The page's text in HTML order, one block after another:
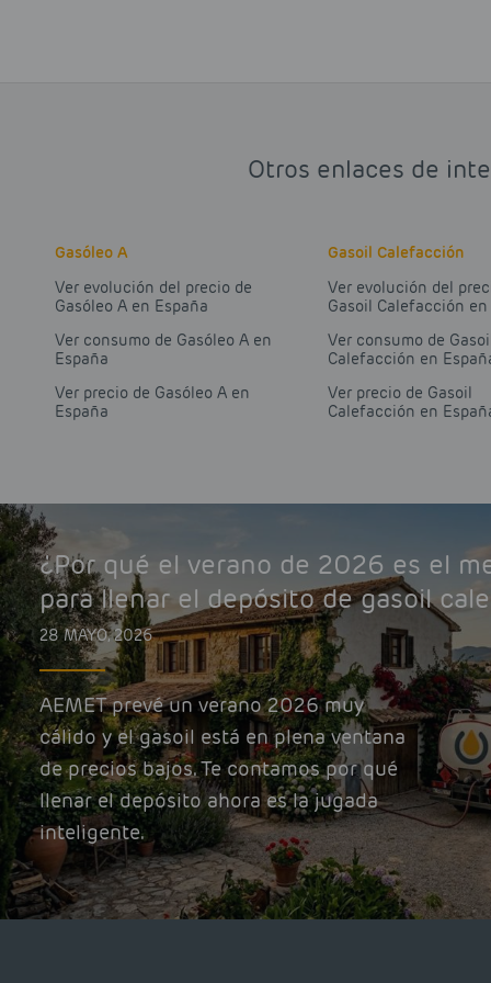
Otros enlaces de
Gasóleo A
Ver evolución del precio de
Gasóleo A en España
Ver consumo de Gasóleo A en
España
Ver precio de Gasóleo A en
España
Gasoil Calefacción
Ver evolución del
Gasoil Calefacción en
Ver consumo de
Calefacción en
Ver precio de Gasoil
Calefacción en
¿Por qué el verano de 2026 es el
para llenar el depósito de gasoil
28 MAYO, 2026
AEMET prevé un verano 2026 muy
cálido y el gasoil está en plena ventana
de precios bajos. Te contamos por qué
llenar el depósito ahora es la jugada
inteligente.